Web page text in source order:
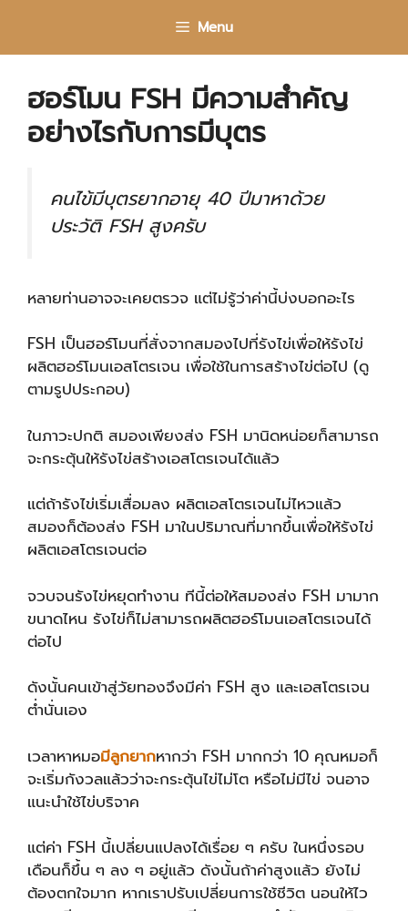
content
Menu
ฮอร์โมน FSH มีความสำคัญ
อย่างไรกับการมีบุตร
คนไข้มีบุตรยากอายุ 40 ปีมาหาด้วย
ประวัติ FSH สูงครับ
หลายท่านอาจจะเคยตรวจ แต่ไม่รู้ว่าค่านี้บ่งบอกอะไร
FSH เป็นฮอร์โมนที่สั่งจากสมองไปที่รังไข่เพื่อให้รังไข่
ผลิตฮอร์โมนเอสโตรเจน เพื่อใช้ในการสร้างไข่ต่อไป (ดู
ตามรูปประกอบ)
ในภาวะปกติ สมองเพียงส่ง FSH มานิดหน่อยก็สามารถ
จะกระตุ้นให้รังไข่สร้างเอสโตรเจนได้แล้ว
แต่ถ้ารังไข่เริ่มเสื่อมลง ผลิตเอสโตรเจนไม่ไหวแล้ว
สมองก็ต้องส่ง FSH มาในปริมาณที่มากขึ้นเพื่อให้รังไข่
ผลิตเอสโตรเจนต่อ
จวบจนรังไข่หยุดทำงาน ทีนี้ต่อให้สมองส่ง FSH มามาก
ขนาดไหน รังไข่ก็ไม่สามารถผลิตฮอร์โมนเอสโตรเจนได้
ต่อไป
ดังนั้นคนเข้าสู่วัยทองจึงมีค่า FSH สูง และเอสโตรเจน
ต่ำนั่นเอง
เวลาหาหมอมีลูกยากหากว่า FSH มากกว่า 10 คุณหมอก็
จะเริ่มกังวลแล้วว่าจะกระตุ้นไข่ไม่โต หรือไม่มีไข่ จนอาจ
แนะนำใช้ไข่บริจาค
แต่ค่า FSH นี้เปลี่ยนแปลงได้เรื่อย ๆ ครับ ในหนึ่งรอบ
เดือนก็ขึ้น ๆ ลง ๆ อยู่แล้ว ดังนั้นถ้าค่าสูงแล้ว ยังไม่
ต้องตกใจมาก หากเราปรับเปลี่ยนการใช้ชีวิต นอนให้ไว